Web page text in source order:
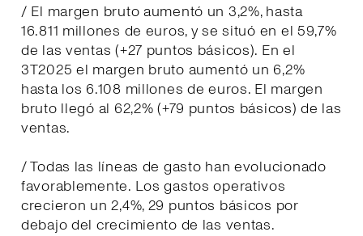
/ El margen bruto aumentó un 3,2%, hasta
16.811 millones de euros, y se situó en el 59,7%
de las ventas (+27 puntos básicos). En el
3T2025 el margen bruto aumentó un 6,2%
hasta los 6.108 millones de euros. El margen
bruto llegó al 62,2% (+79 puntos básicos) de las
ventas.
/ Todas las líneas de gasto han evolucionado
favorablemente. Los gastos operativos
crecieron un 2,4%, 29 puntos básicos por
debajo del crecimiento de las ventas.